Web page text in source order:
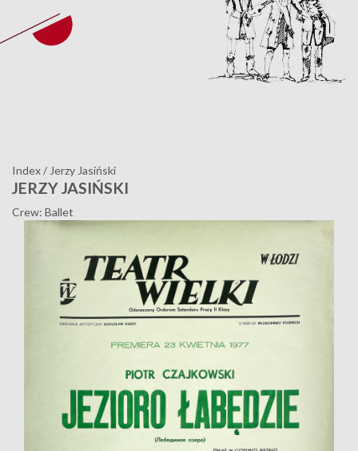
Index/ Jerzy Jasiński
JERZY JASIŃSKI
Crew: Ballet